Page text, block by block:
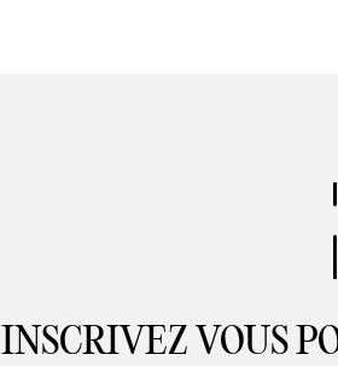
INSCRIVEZ VOUS